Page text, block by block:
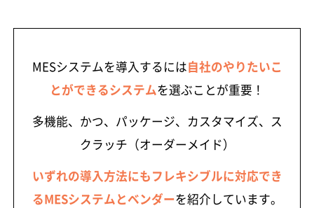
MESシステムを導入するには自社のやりたいこ
とができるシステムを選ぶことが重要！
多機能、かつ、パッケージ、カスタマイズ、ス
クラッチ（オーダーメイド）
いずれの導入方法にもフレキシブルに対応でき
るMESシステムとベンダーを紹介しています。